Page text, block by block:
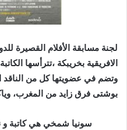
الافريقية بخريبكة ،تترأسها
وتضم في عضويتها كل من الناقد
بوشتى فرق زايد من المغرب،
سونيا شمخي هي كاتبة و